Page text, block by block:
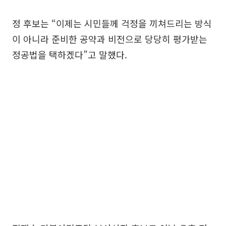
정 후보는 “이제는 시민들께 걱정을 끼쳐드리는 방식
이 아니라 준비한 공약과 비전으로 당당히 평가받는
정공법을 택하겠다”고 말했다.